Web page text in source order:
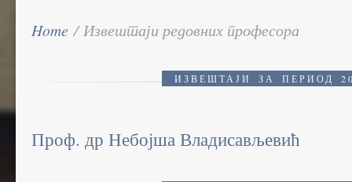
Home /Извештаји редовних професора
ИЗВЕШТАЈИ ЗА ПЕРИОД
Проф. др Небојша Владисављевић